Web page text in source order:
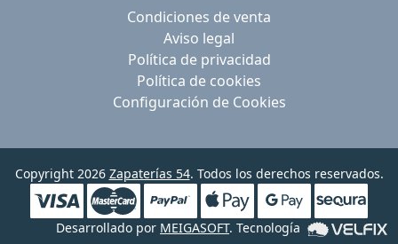
Condiciones de venta
Aviso legal
Política de privacidad
Política de cookies
Configuración de Cookies
Copyright 2026 Zapaterías 54. Todos los derechos reservados.
Desarrollado por MEIGASOFT. Tecnología